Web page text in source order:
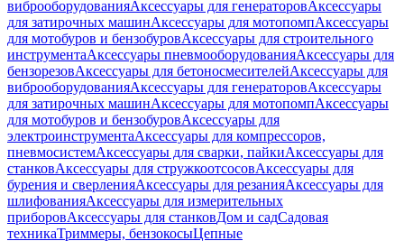
виброоборудованияАксессуары для генераторовАксессуары
для затирочных машинАксессуары для мотопомпАксессуары
для мотобуров и бензобуровАксессуары для строительного
инструментаАксессуары пневмооборудованияАксессуары для
бензорезовАксессуары для бетоносмесителейАксессуары для
виброоборудованияАксессуары для генераторовАксессуары
для затирочных машинАксессуары для мотопомпАксессуары
для мотобуров и бензобуровАксессуары для
электроинструментаАксессуары для компрессоров,
пневмосистемАксессуары для сварки, пайкиАксессуары для
станковАксессуары для стружкоотсосовАксессуары для
бурения и сверленияАксессуары для резанияАксессуары для
шлифованияАксессуары для измерительных
приборовАксессуары для станковДом и садСадовая
техникаТриммеры, бензокосыЦепные